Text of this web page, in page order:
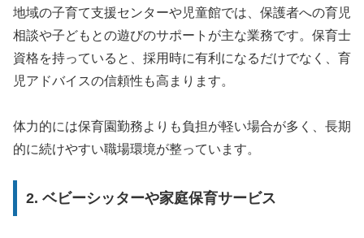
地域の子育て支援センターや児童館では、保護者への育児
相談や子どもとの遊びのサポートが主な業務です。保育士
資格を持っていると、採用時に有利になるだけでなく、育
児アドバイスの信頼性も高まります。
体力的には保育園勤務よりも負担が軽い場合が多く、長期
的に続けやすい職場環境が整っています。
2. ベビーシッターや家庭保育サービス